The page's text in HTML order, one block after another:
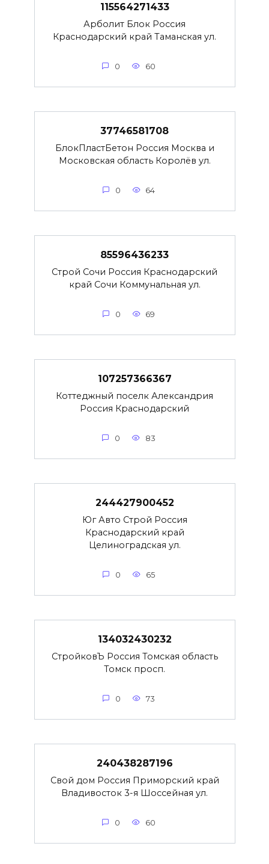
115564271433
Арболит Блок Россия
Краснодарский край Таманская ул.
0 60
37746581708
БлокПластБетон Россия Москва и
Московская область Королёв ул.
0 64
85596436233
Строй Сочи Россия Краснодарский
край Сочи Коммунальная ул.
0 69
107257366367
Коттеджный поселк Александрия
Россия Краснодарский
0 83
244427900452
Юг Авто Строй Россия
Краснодарский край
Целиноградская ул.
0 65
134032430232
СтройковЪ Россия Томская область
Томск просп.
0 73
240438287196
Свой дом Россия Приморский край
Владивосток 3-я Шоссейная ул.
0 60